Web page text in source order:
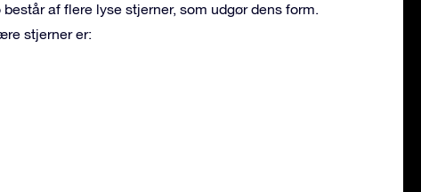
af flere lyse stjerner, som udgør dens form.
stjerner er: